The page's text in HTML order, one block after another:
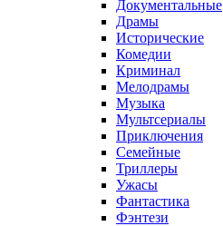
Документальные
Драмы
Исторические
Комедии
Криминал
Мелодрамы
Музыка
Мультсериалы
Приключения
Семейные
Триллеры
Ужасы
Фантастика
Фэнтези